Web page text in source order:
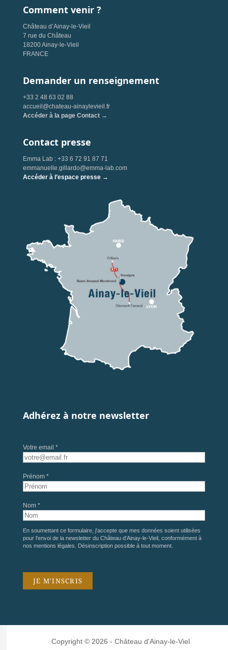
Comment venir ?
Château d’Ainay-le-Vieil
7 rue du Château
18200 Ainay-le-Vieil
FRANCE
Demander un renseignement
+33 2 48 63 02 88
accueil@chateau-ainaylevieil.fr
Accéder à la page Contact →
Contact presse
Emma Lab : +33 6 72 91 87 71
emmanuelle.gillardo@emma-lab.com
Accéder à l’espace presse →
Adhérez à notre newsletter
Votre email *
Prénom *
Nom *
En soumettant ce formulaire, j'accepte que mes données soient utilisées
pour l'envoi de la newsletter du Château d'Ainay-le-Vieil, conformément à
nos mentions légales . Désinscription possible à tout moment.
Copyright © 2026 - Château d'Ainay-le-Viel